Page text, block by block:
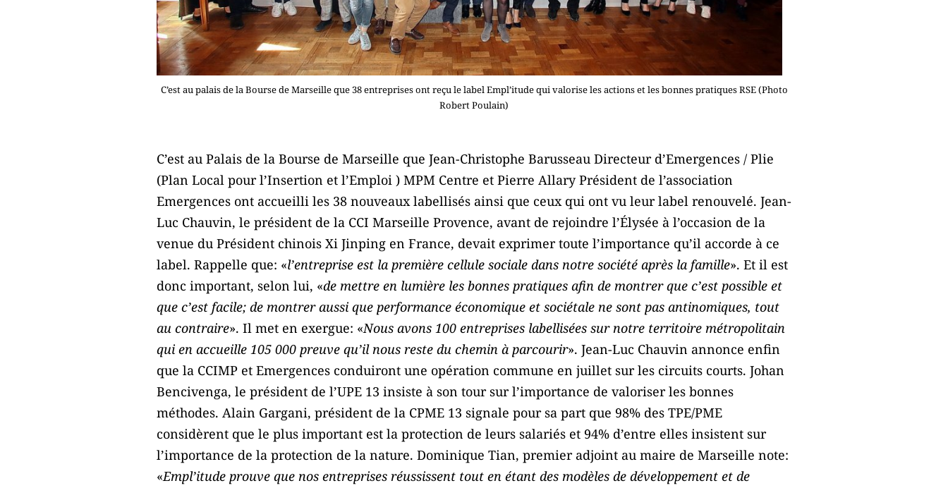
C’est au palais de la Bourse de Marseille que 38 entreprises ont reçu le label Empl’itude qui valorise les actions et les bonnes pratiques RSE (Photo
Robert Poulain)
C’est au Palais de la Bourse de Marseille que Jean-Christophe Barusseau Directeur d’Emergences / Plie
(Plan Local pour l’Insertion et l’Emploi ) MPM Centre et Pierre Allary Président de l’association
Emergences ont accueilli les 38 nouveaux labellisés ainsi que ceux qui ont vu leur label renouvelé. Jean-
Luc Chauvin, le président de la CCI Marseille Provence, avant de rejoindre l’Élysée à l’occasion de la
venue du Président chinois Xi Jinping en France, devait exprimer toute l’importance qu’il accorde à ce
label. Rappelle que: «l’entreprise est la première cellule sociale dans notre société après la famille». Et il est
donc important, selon lui, «de mettre en lumière les bonnes pratiques afin de montrer que c’est possible et
que c’est facile; de montrer aussi que performance économique et sociétale ne sont pas antinomiques, tout
au contraire». Il met en exergue: «Nous avons 100 entreprises labellisées sur notre territoire métropolitain
qui en accueille 105 000 preuve qu’il nous reste du chemin à parcourir». Jean-Luc Chauvin annonce enfin
que la CCIMP et Emergences conduiront une opération commune en juillet sur les circuits courts. Johan
Bencivenga, le président de l’UPE 13 insiste à son tour sur l’importance de valoriser les bonnes
méthodes. Alain Gargani, président de la CPME 13 signale pour sa part que 98% des TPE/PME
considèrent que le plus important est la protection de leurs salariés et 94% d’entre elles insistent sur
l’importance de la protection de la nature. Dominique Tian, premier adjoint au maire de Marseille note:
«Empl’itude prouve que nos entreprises réussissent tout en étant des modèles de développement et de